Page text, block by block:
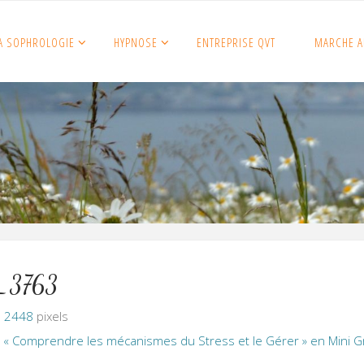
SOPHROLOGIE HYPNOSE ENTREPRISE QVT MARCHE
2448 pixels
Comprendre les mécanismes du Stress et le Gérer » en Mini